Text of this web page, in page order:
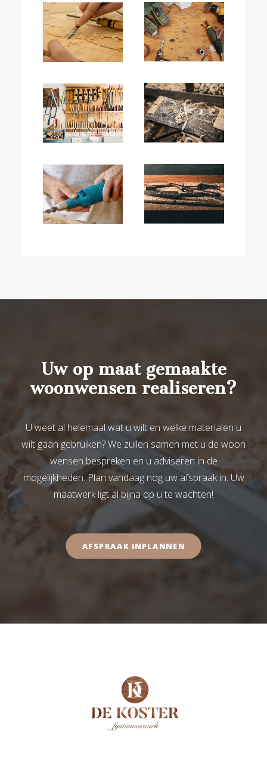
Uw op maat gemaakte
woonwensen realiseren?
U weet al helemaal wat u wilt en welke materialen u
wilt gaan gebruiken? We zullen samen met u de woon
wensen bespreken en u adviseren in de
mogelijkheden. Plan vandaag nog uw afspraak in. Uw
maatwerk ligt al bijna op u te wachten!
AFSPRAAK INPLANNEN